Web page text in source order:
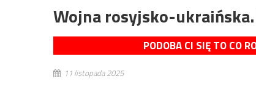
Wojna rosyjsko-
PODOBA CI SIĘ TO CO
11 listopada 2025